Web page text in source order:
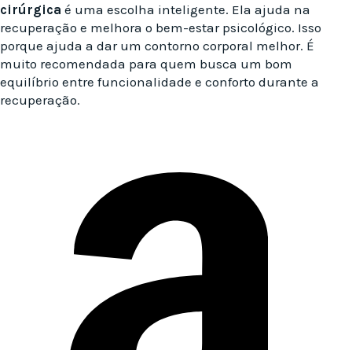
cirúrgica é uma escolha inteligente. Ela ajuda na
recuperação e melhora o bem-estar psicológico. Isso
porque ajuda a dar um contorno corporal melhor. É
muito recomendada para quem busca um bom
equilíbrio entre funcionalidade e conforto durante a
recuperação.